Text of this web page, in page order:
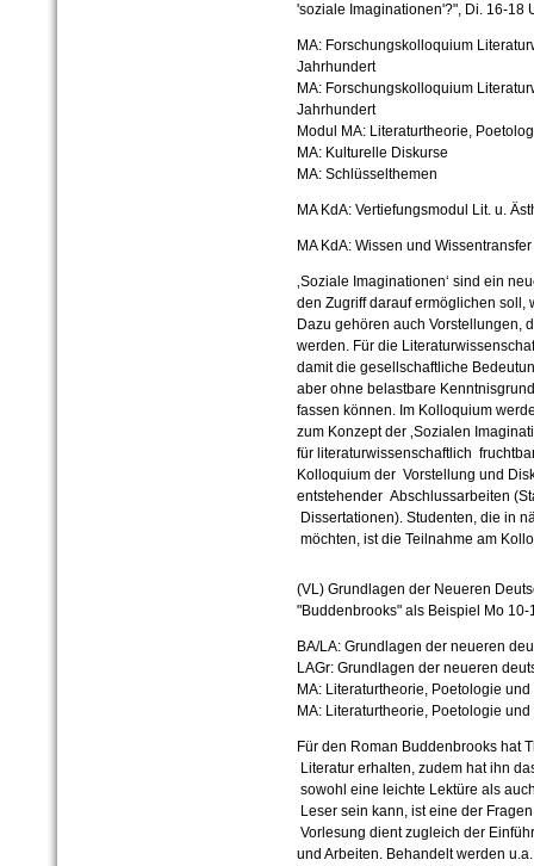
'soziale Imaginationen'?", Di. 16-18
MA: Forschungskolloquium
Jahrhundert
MA: Forschungskolloquium
Jahrhundert
Modul MA: Literaturtheorie,
MA: Kulturelle Diskurse
MA: Schlüsselthemen
MA KdA: Vertiefungsmodul Lit. u.
MA KdA: Wissen und Wissentransfer
‚Soziale Imaginationen‘ sind ein
den Zugriff darauf ermöglichen
Dazu gehören auch Vorstellungen,
werden. Für die
damit die gesellschaftliche
aber ohne belastbare
fassen können. Im Kolloquium
zum Konzept der ‚Sozialen
für literaturwissenschaftlich
Kolloquium der Vorstellung und
entstehender Abschlussarbeiten
Dissertationen). Studenten, die in
möchten, ist die Teilnahme am
(VL) Grundlagen der Neueren
"Buddenbrooks" als Beispiel
Mo 10-
BA/LA: Grundlagen der neueren
LAGr: Grundlagen der neueren
MA: Literaturtheorie, Poetologie
MA: Literaturtheorie, Poetologie
Für den Roman Buddenbrooks hat
Literatur erhalten, zudem hat ihn
sowohl eine leichte Lektüre als
Leser sein kann, ist eine der
Vorlesung dient zugleich der
und Arbeiten. Behandelt werden